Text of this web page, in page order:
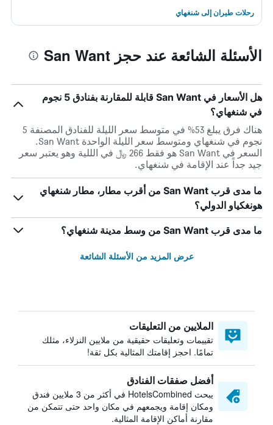
رحلات طيران إلى شنغهاي
الأسئلة الشائعة عند حجز San Want
هل الأسعار في San Want قابلة للمقارنة بفنادق 5 نجوم
في شنغهاي؟
هناك فرق يبلغ 53% في متوسط ​​سعر الليلة للفنادق المصنفة 5
نجوم في شنغهاي ومتوسط ​​سعر الليلة الواحدة San Want.
السعر في San Want هو فقط 266 ﷼ في الللية وهو يعتبر سعر
جيد جداً عند الإقامة في شنغهاي.
ما مدى قرب San Want من أقرب مطار، مطار شنغهاي
هونغكياو الدولي؟
ما مدى قرب San Want من وسط مدينة شنغهاي؟
عرض المزيد من الأسئلة الشائعة
الملايين من التعليقات
تقييمات وتعليقات حقيقية من ملايين النزلاء، مثلك
تمامًا. احجز إقامتك المثالية بكل ثقة!
أفضل صفقات الفنادق
يبحث HotelsCombined في أكثر من 3 ملايين فندق
ومكان إقامة ويجمعهم في مكان واحد حتى تتمكن من
مقارنة أماكن الإقامة المثالية.